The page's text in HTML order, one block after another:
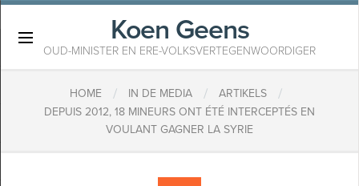
Koen Geens
OUD-MINISTER EN ERE-VOLKSVERTEGENWOORDIGER
HOME / IN DE MEDIA / ARTIKELS /
DEPUIS 2012, 18 MINEURS ONT ÉTÉ INTERCEPTÉS EN
VOULANT GAGNER LA SYRIE